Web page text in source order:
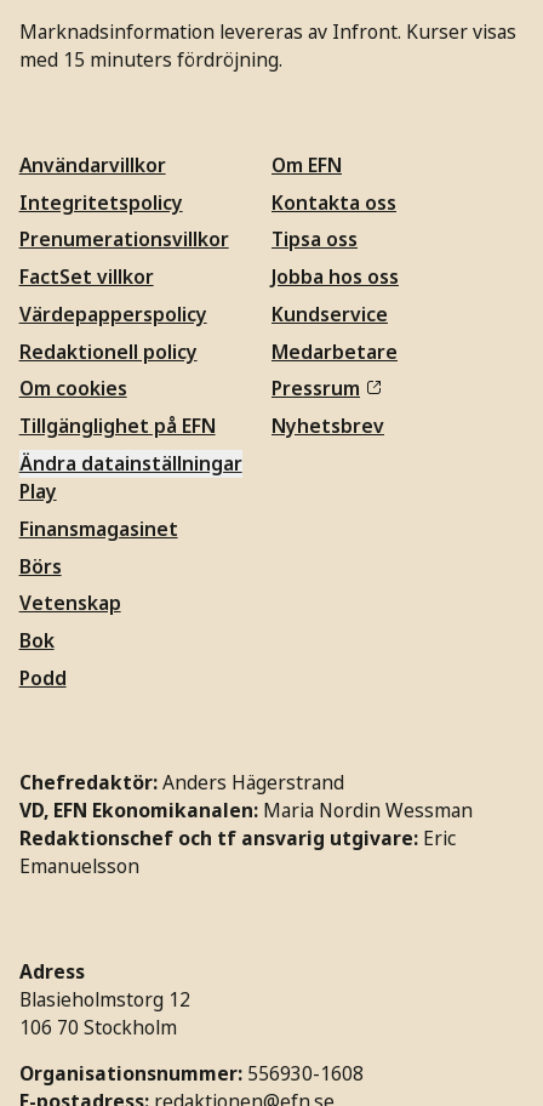
Marknadsinformation levereras av Infront. Kurser visas
med 15 minuters fördröjning.
Användarvillkor
Integritetspolicy
Prenumerationsvillkor
FactSet villkor
Värdepapperspolicy
Redaktionell policy
Om cookies
Tillgänglighet på EFN
Ändra datainställningar
Om EFN
Kontakta oss
Tipsa oss
Jobba hos oss
Kundservice
Medarbetare
Pressrum
Nyhetsbrev
Play
Finansmagasinet
Börs
Vetenskap
Bok
Podd
Chefredaktör:Anders Hägerstrand
VD, EFN Ekonomikanalen: Maria Nordin Wessman
Redaktionschef och tf ansvarig utgivare: Eric
Emanuelsson
Adress
Blasieholmstorg 12
106 70 Stockholm
Organisationsnummer: 556930-1608